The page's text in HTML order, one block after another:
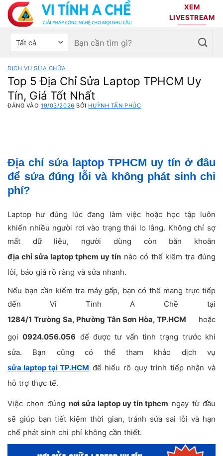
Bỏ
qua
nội
dung
XEM
LIVESTREAM
Chọn
sản
phẩm
Tìm
kiếm:
DỊCH VỤ SỬA CHỮA
Top 5 Địa Chỉ Sửa Laptop TPHCM Uy
Tín, Giá Tốt Nhất
ĐĂNG VÀO19/03/2026 BỞI HUỲNH TẤN PHÚC
Địa chỉ sửa laptop TPHCM uy tín ở đâu
để sửa đúng lỗi và không phát sinh chi
phí?
Laptop hư đúng lúc đang làm việc hoặc học tập luôn
khiến nhiều người rơi vào trạng thái lo lắng. Không chỉ sợ
mất dữ liệu, người dùng còn băn khoăn
địa chỉ sửa laptop tphcm uy tín nào có thể kiểm tra đúng
lỗi, báo giá rõ ràng và sửa nhanh.
Nếu bạn cần kiểm tra máy gấp, bạn có thể mang trực tiếp
đến Vi Tính A Chề tại
1284/1 Trường Sa, Phường Tân Sơn Hòa, TP.HCM hoặc
gọi0924.056.056 để được tư vấn tình trạng trước khi
sửa. Bạn cũng có thể tham khảo dịch vụ
sửa laptop tại TP.HCM để hiểu rõ quy trình tiếp nhận và
hỗ trợ thực tế.
Việc chọn đúng nơi sửa laptop uy tín tphcm ngay từ đầu
sẽ giúp bạn tiết kiệm thời gian, tránh sửa sai lỗi và hạn
chế phát sinh chi phí không cần thiết.